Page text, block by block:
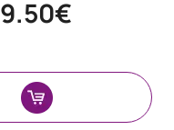
9.50€